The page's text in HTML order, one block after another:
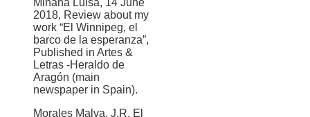
Miñana Luisa, 14 June
2018, Review about my
work “El Winnipeg, el
barco de la esperanza”,
Published in Artes &
Letras -Heraldo de
Aragón (main
newspaper in Spain).
Morales Malva, J.R. El